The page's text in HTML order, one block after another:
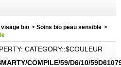
bio > Soins bio peau sensible >
CATEGORY::$COULEUR
COMPILE/59/D6/10/